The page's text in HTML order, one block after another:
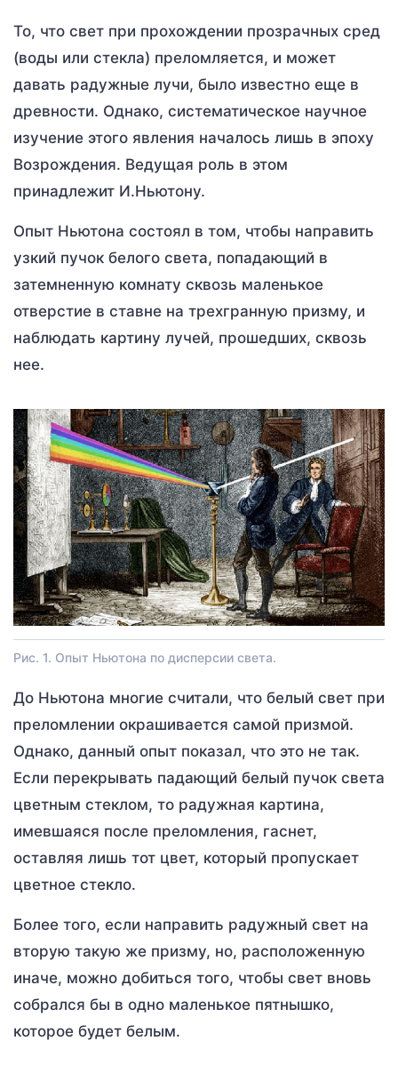
То, что свет при прохождении прозрачных сред
(воды или стекла) преломляется, и может
давать радужные лучи, было известно еще в
древности. Однако, систематическое научное
изучение этого явления началось лишь в эпоху
Возрождения. Ведущая роль в этом
принадлежит И.Ньютону.
Опыт Ньютона состоял в том, чтобы направить
узкий пучок белого света, попадающий в
затемненную комнату сквозь маленькое
отверстие в ставне на трехгранную призму, и
наблюдать картину лучей, прошедших, сквозь
нее.
Рис. 1. Опыт Ньютона по дисперсии света.
До Ньютона многие считали, что белый свет при
преломлении окрашивается самой призмой.
Однако, данный опыт показал, что это не так.
Если перекрывать падающий белый пучок света
цветным стеклом, то радужная картина,
имевшаяся после преломления, гаснет,
оставляя лишь тот цвет, который пропускает
цветное стекло.
Более того, если направить радужный свет на
вторую такую же призму, но, расположенную
иначе, можно добиться того, чтобы свет вновь
собрался бы в одно маленькое пятнышко,
которое будет белым.